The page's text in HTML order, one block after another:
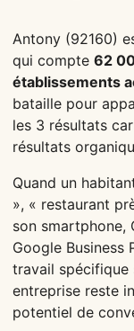
Antony (92160)
qui compte 62
établissements
bataille pour
les 3 résultats
résultats
Quand un
», « restaurant
son smartphone,
Google Business
travail spécifique
entreprise reste
potentiel de